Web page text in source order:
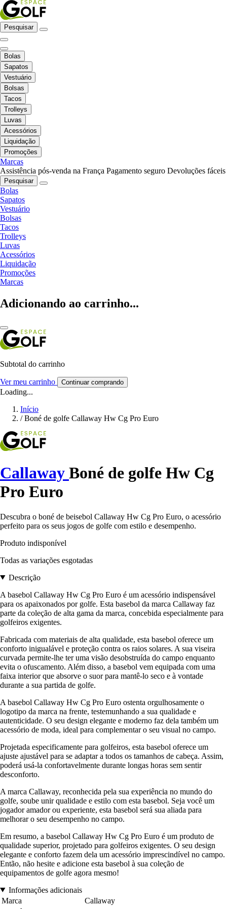
Pesquisar
Bolas
Sapatos
Vestuário
Bolsas
Tacos
Trolleys
Luvas
Acessórios
Liquidação
Promoções
Marcas
Assistência pós-venda na França Pagamento seguro Devoluções fáceis
Pesquisar
Bolas
Sapatos
Vestuário
Bolsas
Tacos
Trolleys
Luvas
Acessórios
Liquidação
Promoções
Marcas
Adicionando ao carrinho...
Subtotal do carrinho
Ver meu carrinho Continuar comprando
Loading...
Início
/ Boné de golfe Callaway Hw Cg Pro Euro
Callaway Boné de golfe Hw Cg
Pro Euro
Descubra o boné de beisebol Callaway Hw Cg Pro Euro, o acessório
perfeito para os seus jogos de golfe com estilo e desempenho.
Produto indisponível
Todas as variações esgotadas
Descrição
A basebol Callaway Hw Cg Pro Euro é um acessório indispensável
para os apaixonados por golfe. Esta basebol da marca Callaway faz
parte da coleção de alta gama da marca, concebida especialmente para
golfeiros exigentes.
Fabricada com materiais de alta qualidade, esta basebol oferece um
conforto inigualável e proteção contra os raios solares. A sua viseira
curvada permite-lhe ter uma visão desobstruída do campo enquanto
evita o ofuscamento. Além disso, a basebol vem equipada com uma
faixa interior que absorve o suor para mantê-lo seco e à vontade
durante a sua partida de golfe.
A basebol Callaway Hw Cg Pro Euro ostenta orgulhosamente o
logotipo da marca na frente, testemunhando a sua qualidade e
autenticidade. O seu design elegante e moderno faz dela também um
acessório de moda, ideal para complementar o seu visual no campo.
Projetada especificamente para golfeiros, esta basebol oferece um
ajuste ajustável para se adaptar a todos os tamanhos de cabeça. Assim,
poderá usá-la confortavelmente durante longas horas sem sentir
desconforto.
A marca Callaway, reconhecida pela sua experiência no mundo do
golfe, soube unir qualidade e estilo com esta basebol. Seja você um
jogador amador ou experiente, esta basebol será sua aliada para
melhorar o seu desempenho no campo.
Em resumo, a basebol Callaway Hw Cg Pro Euro é um produto de
qualidade superior, projetado para golfeiros exigentes. O seu design
elegante e conforto fazem dela um acessório imprescindível no campo.
Então, não hesite e adicione esta basebol à sua coleção de
equipamentos de golfe agora mesmo!
Informações adicionais
Marca
Callaway